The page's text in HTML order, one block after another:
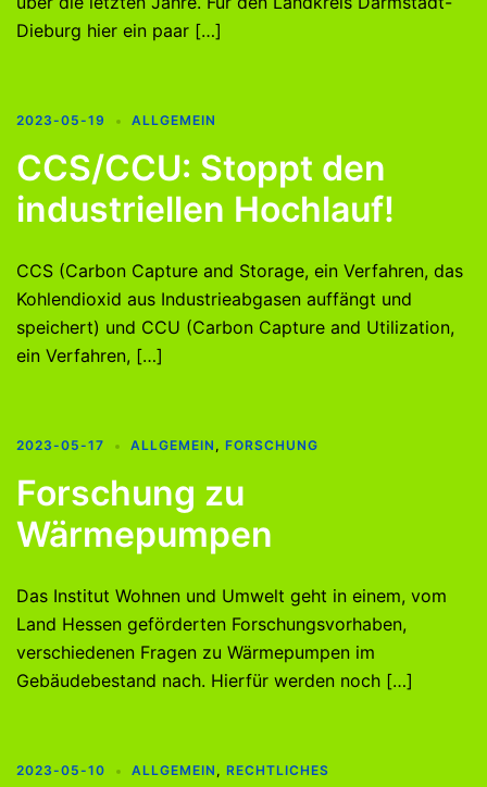
Dieburg hier ein paar […]
2023-05-19 ALLGEMEIN
CCS/CCU: Stoppt den
industriellen Hochlauf!
CCS (Carbon Capture and Storage, ein Verfahren, das
Kohlendioxid aus Industrieabgasen auffängt und
speichert) und CCU (Carbon Capture and Utilization,
ein Verfahren, […]
2023-05-17 ALLGEMEIN , FORSCHUNG
Forschung zu
Wärmepumpen
Das Institut Wohnen und Umwelt geht in einem, vom
Land Hessen geförderten Forschungsvorhaben,
verschiedenen Fragen zu Wärmepumpen im
Gebäudebestand nach. Hierfür werden noch […]
2023-05-10 ALLGEMEIN , RECHTLICHES